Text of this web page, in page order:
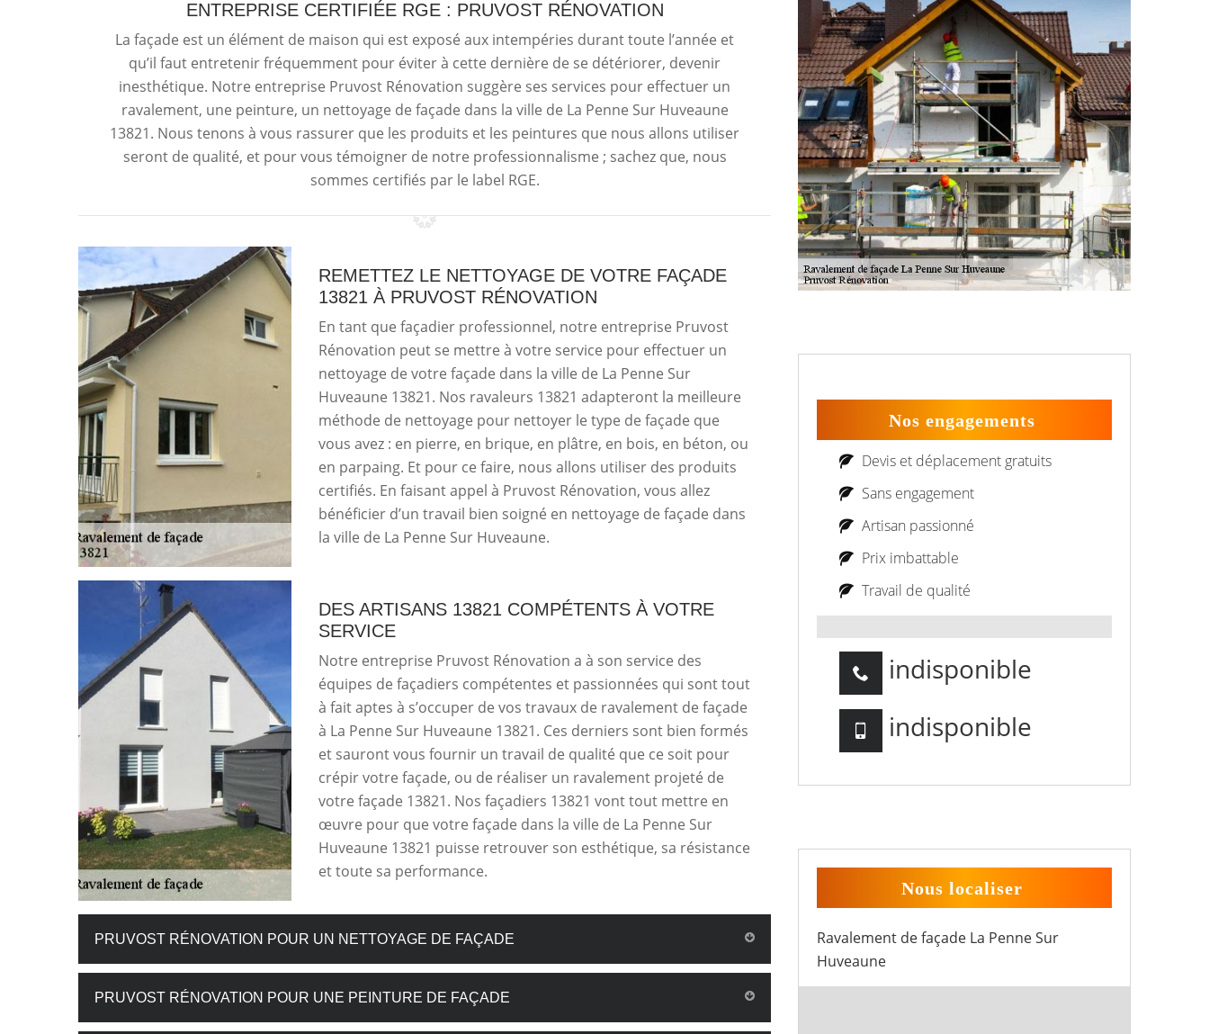
ENTREPRISE CERTIFIÉE RGE : PRUVOST RÉNOVATION
La façade est un élément de maison qui est exposé aux intempéries durant toute l’année et
qu’il faut entretenir fréquemment pour éviter à cette dernière de se détériorer, devenir
inesthétique. Notre entreprise Pruvost Rénovation suggère ses services pour effectuer un
ravalement, une peinture, un nettoyage de façade dans la ville de La Penne Sur Huveaune
13821. Nous tenons à vous rassurer que les produits et les peintures que nous allons utiliser
seront de qualité, et pour vous témoigner de notre professionnalisme ; sachez que, nous
sommes certifiés par le label RGE.
REMETTEZ LE NETTOYAGE DE VOTRE FAÇADE
13821 À PRUVOST RÉNOVATION
En tant que façadier professionnel, notre entreprise Pruvost
Rénovation peut se mettre à votre service pour effectuer un
nettoyage de votre façade dans la ville de La Penne Sur
Huveaune 13821. Nos ravaleurs 13821 adapteront la meilleure
méthode de nettoyage pour nettoyer le type de façade que
vous avez : en pierre, en brique, en plâtre, en bois, en béton, ou
en parpaing. Et pour ce faire, nous allons utiliser des produits
certifiés. En faisant appel à Pruvost Rénovation, vous allez
bénéficier d’un travail bien soigné en nettoyage de façade dans
la ville de La Penne Sur Huveaune.
DES ARTISANS 13821 COMPÉTENTS À VOTRE
SERVICE
Notre entreprise Pruvost Rénovation a à son service des
équipes de façadiers compétentes et passionnées qui sont tout
à fait aptes à s’occuper de vos travaux de ravalement de façade
à La Penne Sur Huveaune 13821. Ces derniers sont bien formés
et sauront vous fournir un travail de qualité que ce soit pour
crépir votre façade, ou de réaliser un ravalement projeté de
votre façade 13821. Nos façadiers 13821 vont tout mettre en
œuvre pour que votre façade dans la ville de La Penne Sur
Huveaune 13821 puisse retrouver son esthétique, sa résistance
et toute sa performance.
PRUVOST RÉNOVATION POUR UN NETTOYAGE DE FAÇADE
PRUVOST RÉNOVATION POUR UNE PEINTURE DE FAÇADE
Nos engagements
Devis et déplacement gratuits
Sans engagement
Artisan passionné
Prix imbattable
Travail de qualité
indisponible
indisponible
Nous localiser
Ravalement de façade La Penne Sur
Huveaune